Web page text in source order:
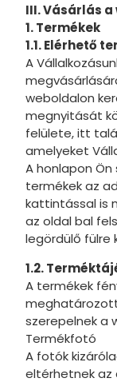
III. Vásárlás
1. Termékek
1.1. Elérhető
A
weboldalon
megnyitását
felülete, itt
amelyeket
A honlapon
termékek az
kattintással is
az oldal bal
legördülő fülre
1.2.
A termékek
szerepelnek a
Termékfotó
A fotók
eltérhetnek az